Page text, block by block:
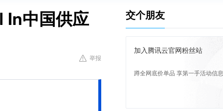
In中国供应
举报
交个朋友
加入腾讯云官网粉丝站
蹲全网底价单品 享第一手活动信息